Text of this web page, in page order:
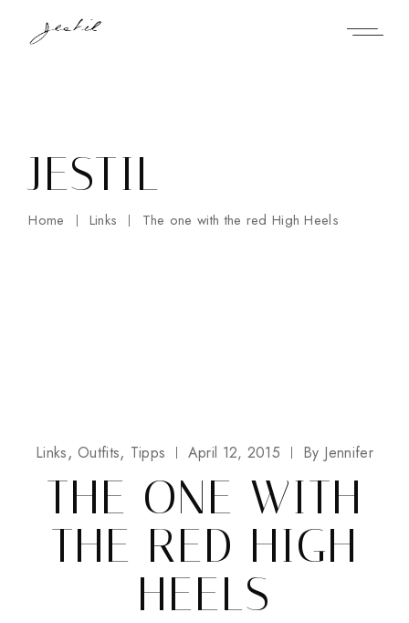
content
JESTIL
Home Links The one with the red High Heels
Links Outfits Tipps April 12, 2015 By Jennifer
THE ONE WITH
THE RED HIGH
HEELS